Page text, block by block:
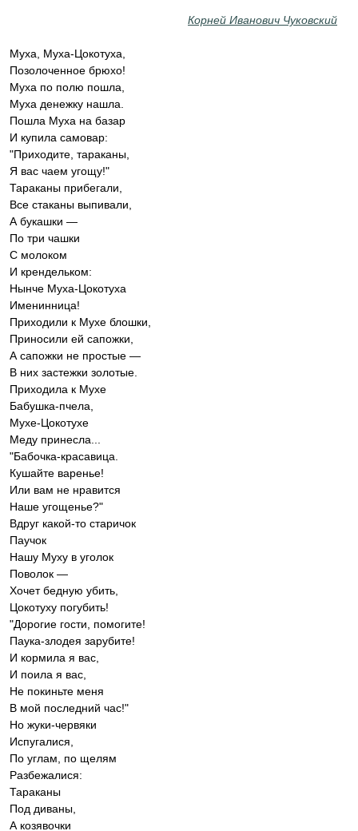
Корней Иванович Чуковский
Муха, Муха-Цокотуха,
Позолоченное брюхо!
Муха по полю пошла,
Муха денежку нашла.
Пошла Муха на базар
И купила самовар:
"Приходите, тараканы,
Я вас чаем угощу!"
Тараканы прибегали,
Все стаканы выпивали,
А букашки —
По три чашки
С молоком
И крендельком:
Нынче Муха-Цокотуха
Именинница!
Приходили к Мухе блошки,
Приносили ей сапожки,
А сапожки не простые —
В них застежки золотые.
Приходила к Мухе
Бабушка-пчела,
Мухе-Цокотухе
Меду принесла...
"Бабочка-красавица.
Кушайте варенье!
Или вам не нравится
Наше угощенье?"
Вдруг какой-то старичок
Паучок
Нашу Муху в уголок
Поволок —
Хочет бедную убить,
Цокотуху погубить!
"Дорогие гости, помогите!
Паука-злодея зарубите!
И кормила я вас,
И поила я вас,
Не покиньте меня
В мой последний час!"
Но жуки-червяки
Испугалися,
По углам, по щелям
Разбежалися:
Тараканы
Под диваны,
А козявочки